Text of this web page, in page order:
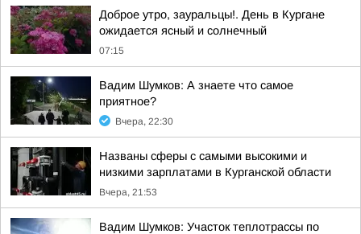
Доброе утро, зауральцы!. День в Кургане
ожидается ясный и солнечный
07:15
Вадим Шумков: А знаете что самое
приятное?
Вчера, 22:30
Названы сферы с самыми высокими и
низкими зарплатами в Курганской области
Вчера, 21:53
Вадим Шумков: Участок теплотрассы по